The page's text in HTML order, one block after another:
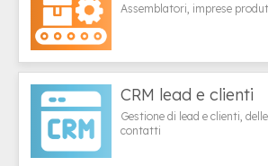
Assemblatori, imprese
CRM lead e clienti
Gestione di lead e clienti,
contatti